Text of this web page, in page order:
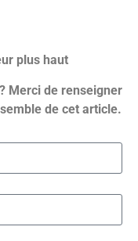
plus haut
Merci de renseigner
de cet article.